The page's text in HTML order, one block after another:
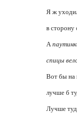
Я ж
в сторону
А
спицы
Вот бы на
лучше б
Лучше